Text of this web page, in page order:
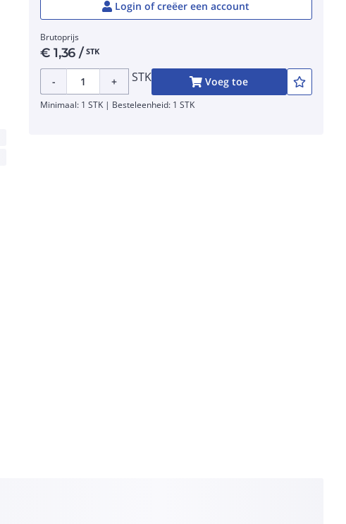
Login of creëer een account
Brutoprijs
€1,36 / STK
- + STK Voeg toe
Minimaal: 1 STK | Besteleenheid: 1 STK